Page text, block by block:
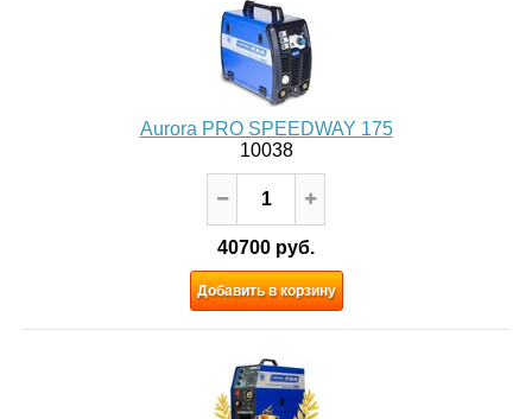
Aurora PRO SPEEDWAY 175
10038
40700 руб.
Добавить в корзину